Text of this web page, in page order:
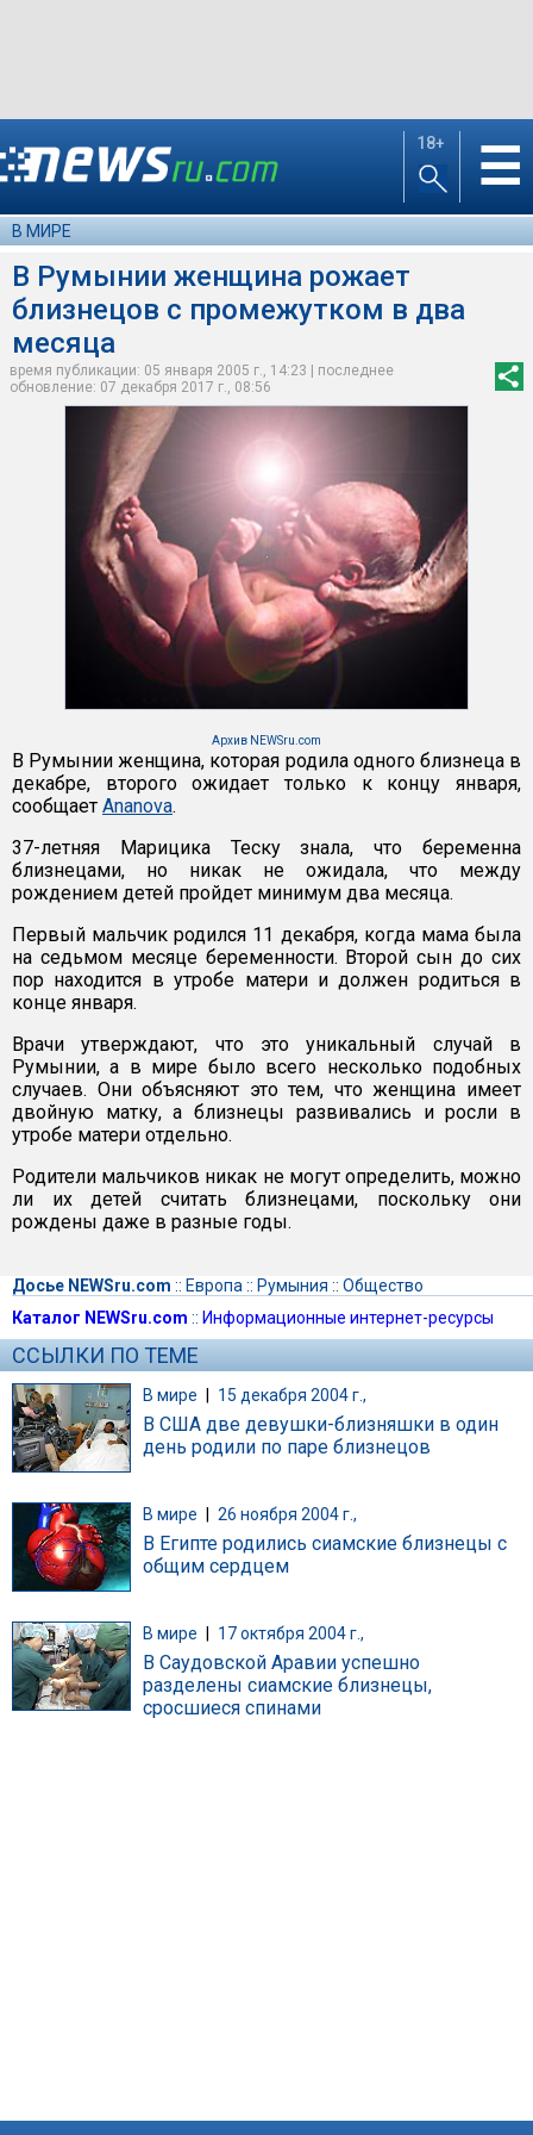
18+ ☰
В МИРЕ
В Румынии женщина рожает
близнецов с промежутком в два
месяца
время публикации: 05 января 2005 г., 14:23 | последнее
обновление: 07 декабря 2017 г., 08:56
Архив NEWSru.com
В Румынии женщина, которая родила одного близнеца в
декабре, второго ожидает только к концу января,
сообщает Ananova.
37-летняя Марицика Теску знала, что беременна
близнецами, но никак не ожидала, что между
рождением детей пройдет минимум два месяца.
Первый мальчик родился 11 декабря, когда мама была
на седьмом месяце беременности. Второй сын до сих
пор находится в утробе матери и должен родиться в
конце января.
Врачи утверждают, что это уникальный случай в
Румынии, а в мире было всего несколько подобных
случаев. Они объясняют это тем, что женщина имеет
двойную матку, а близнецы развивались и росли в
утробе матери отдельно.
Родители мальчиков никак не могут определить, можно
ли их детей считать близнецами, поскольку они
рождены даже в разные годы.
Досье NEWSru.com :: Европа :: Румыния :: Общество
Каталог NEWSru.com :: Информационные интернет-ресурсы
ССЫЛКИ ПО ТЕМЕ
В мире | 15 декабря 2004 г.,
В США две девушки-близняшки в один
день родили по паре близнецов
В мире 26 ноября 2004 г.,
В Египте родились сиамские близнецы с
общим сердцем
В мире 17 октября 2004 г.,
В Саудовской Аравии успешно
разделены сиамские близнецы,
сросшиеся спинами